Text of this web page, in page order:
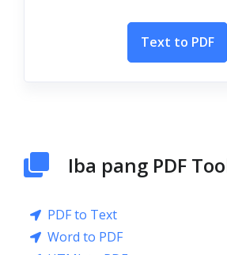
Text to PDF
Iba pang PDF
PDF to Text
Word to PDF